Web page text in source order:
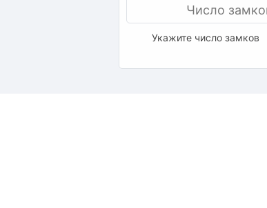
Укажите число замков